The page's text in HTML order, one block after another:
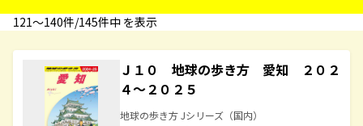
121〜140件/145件中 を表示
Ｊ１０ 地球の歩き方 愛知 ２０２
４～２０２５
地球の歩き方 Jシリーズ（国内）